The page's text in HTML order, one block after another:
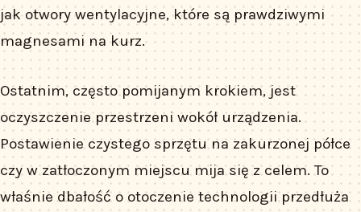
jak otwory wentylacyjne, które są prawdziwymi
magnesami na kurz.
Ostatnim, często pomijanym krokiem, jest
oczyszczenie przestrzeni wokół urządzenia.
Postawienie czystego sprzętu na zakurzonej półce
czy w zatłoczonym miejscu mija się z celem. To
właśnie dbałość o otoczenie technologii przedłuża